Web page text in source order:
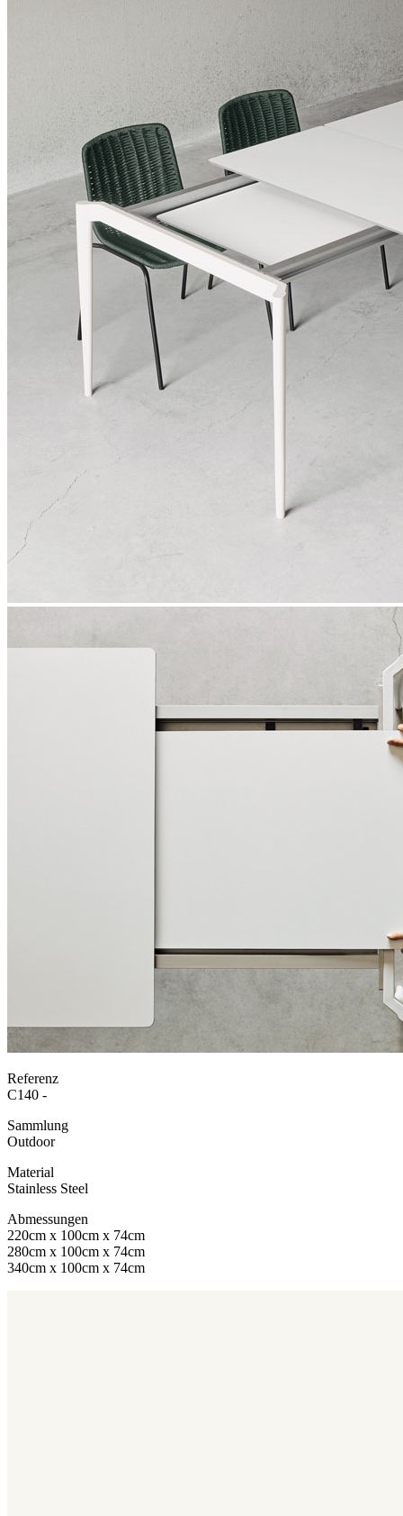
Referenz
C140 -
Sammlung
Outdoor
Material
Stainless Steel
Abmessungen
220cm x 100cm x 74cm
280cm x 100cm x 74cm
340cm x 100cm x 74cm